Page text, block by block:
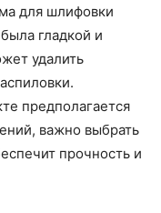
для шлифовки
гладкой и
удалить
предполагается
важно выбрать
прочность и